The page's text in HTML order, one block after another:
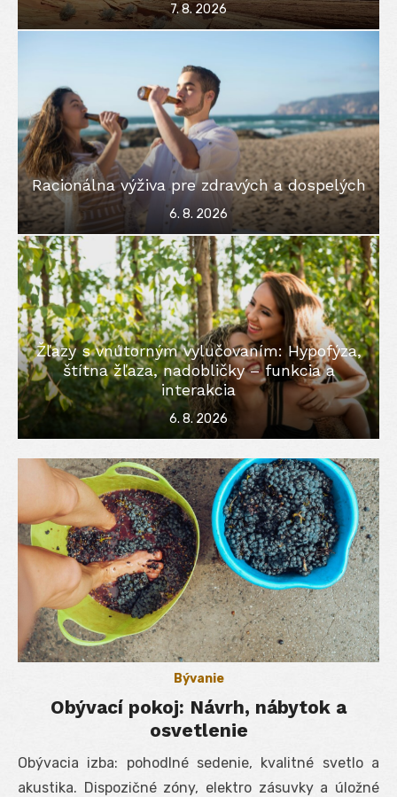
Posted
on
7. 8. 2026
Racionálna výživa pre zdravých a dospelých
Posted
on
6. 8. 2026
Žľazy s vnútorným vylučovaním: Hypofýza,
štítna žľaza, nadobličky – funkcia a
interakcia
Posted
on
6. 8. 2026
Bývanie
Obývací pokoj: Návrh, nábytok a
osvetlenie
Obývacia izba: pohodlné sedenie, kvalitné svetlo a
akustika. Dispozičné zóny, elektro zásuvky a úložné